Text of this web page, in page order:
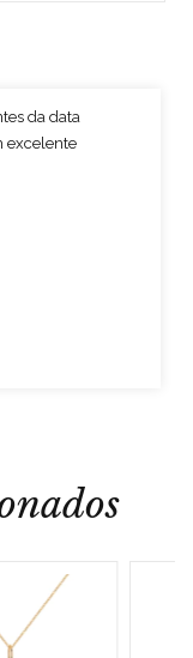
da data
excelente